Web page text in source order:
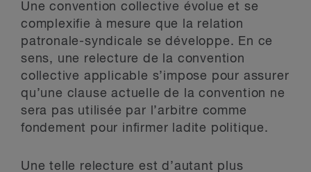
Une convention collective évolue et se
complexifie à mesure que la relation
patronale-syndicale se développe. En ce
sens, une relecture de la convention
collective applicable s’impose pour assurer
qu’une clause actuelle de la convention ne
sera pas utilisée par l’arbitre comme
fondement pour infirmer ladite politique.
Une telle relecture est d’autant plus